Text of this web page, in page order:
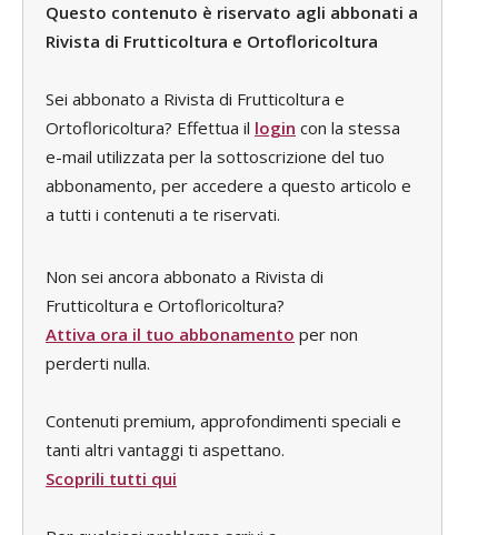
Questo contenuto è riservato agli abbonati a
Rivista di Frutticoltura e Ortofloricoltura
Sei abbonato a Rivista di Frutticoltura e
Ortofloricoltura? Effettua il login con la stessa
e-mail utilizzata per la sottoscrizione del tuo
abbonamento, per accedere a questo articolo e
a tutti i contenuti a te riservati.
Non sei ancora abbonato a Rivista di
Frutticoltura e Ortofloricoltura?
Attiva ora il tuo abbonamento per non
perderti nulla.
Contenuti premium, approfondimenti speciali e
tanti altri vantaggi ti aspettano.
Scoprili tutti qui